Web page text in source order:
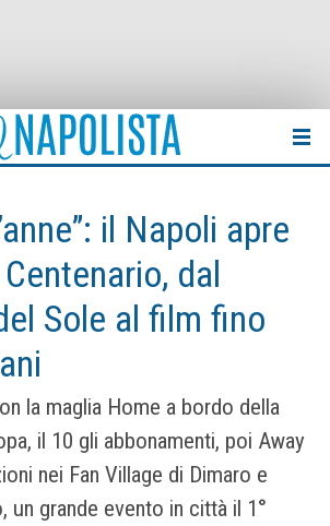
il Napoli apre
Centenario, dal
Sole al film fino
la maglia Home a bordo della
il 10 gli abbonamenti, poi Away
nei Fan Village di Dimaro e
un grande evento in città il 1°